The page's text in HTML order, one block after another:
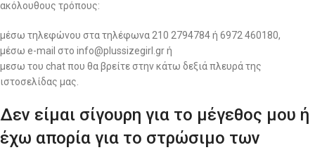
ακόλουθους τρόπους:
μέσω τηλεφώνου στα τηλέφωνα 210 2794784 ή 6972 460180,
μέσω e-mail στο info@plussizegirl.gr ή
μεσω του chat που θα βρείτε στην κάτω δεξιά πλευρά της
ιστοσελίδας μας.
Δεν είμαι σίγουρη για το μέγεθος μου ή
έχω απορία για το στρώσιμο των